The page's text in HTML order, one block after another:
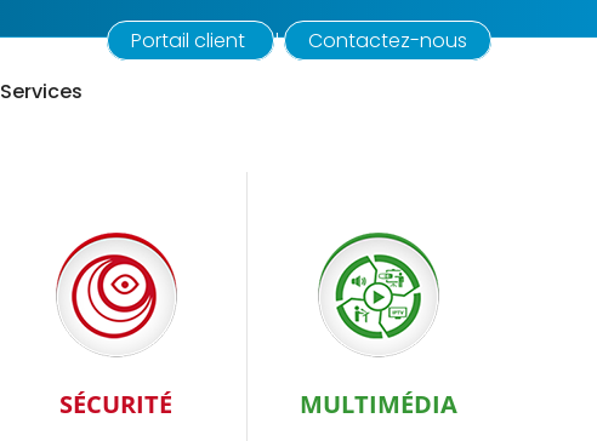
Portail client |
Contactez-nous
Services
SÉCURITÉ MULTIMÉDIA